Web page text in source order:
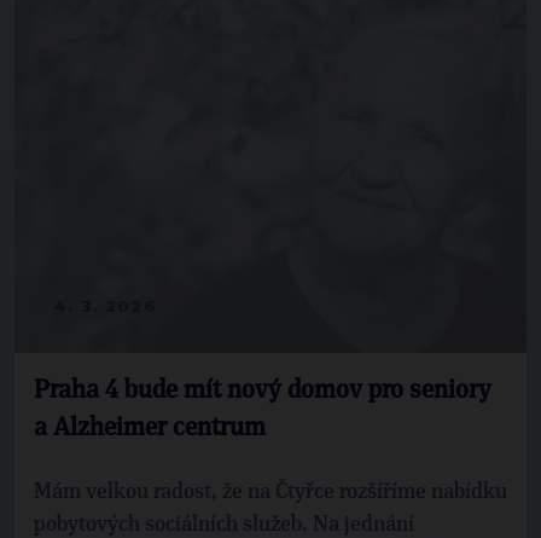
Praha 4 bude mít nový domov pro seniory
a Alzheimer centrum
Mám velkou radost, že na Čtyřce rozšíříme nabídku
pobytových sociálních služeb. Na jednání